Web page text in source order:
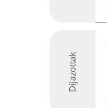
Díjazottak